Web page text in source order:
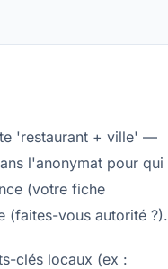
'restaurant + ville' —
l'anonymat pour qui
(votre fiche
(faites-vous autorité ?).
clés locaux (ex :